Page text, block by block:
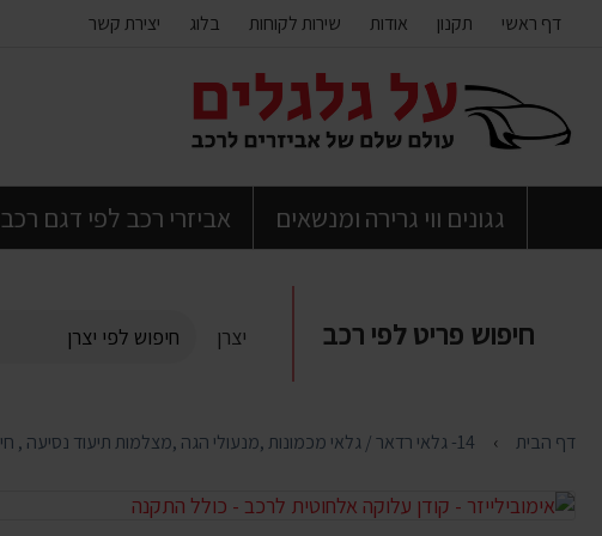
דף ראשי תקנון אודות שירות לקוחות בלוג יצירת קשר
גגונים ווי גרירה ומנשאים אביזרי רכב לפי דגם רכב
חיפוש פריט לפי רכב יצרן
דף הבית 14- גלאי רדאר / גלאי מכמונות ,מנעולי הגה ,מצלמות תיעוד נסיעה , חיישני רוורס , מיגון ובטיחות לרכב